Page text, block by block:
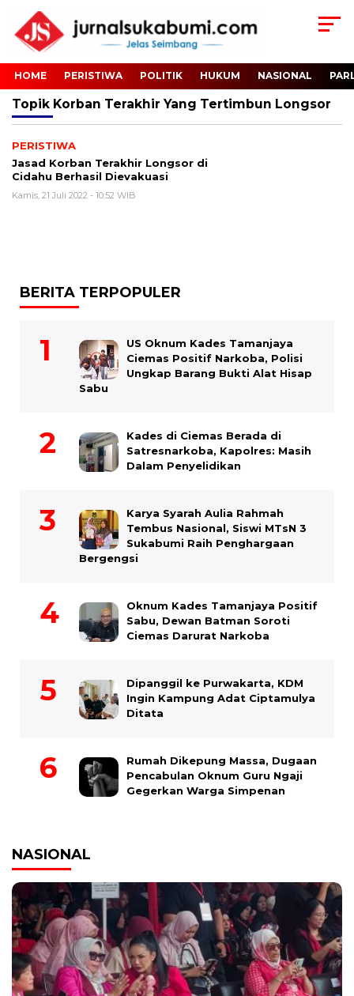
HOME PERISTIWA POLITIK HUKUM NASIONAL
Topik Korban Terakhir Yang Tertimbun Longsor
PERISTIWA
Jasad Korban Terakhir Longsor di
Cidahu Berhasil Dievakuasi
Kamis, 21 Juli 2022 - 10:52 WIB
BERITA TERPOPULER
US Oknum Kades Tamanjaya
Ciemas Positif Narkoba, Polisi
Ungkap Barang Bukti Alat Hisap
Sabu
Kades di Ciemas Berada di
Satresnarkoba, Kapolres: Masih
Dalam Penyelidikan
Karya Syarah Aulia Rahmah
Tembus Nasional, Siswi MTsN 3
Sukabumi Raih Penghargaan
Bergengsi
Oknum Kades Tamanjaya Positif
Sabu, Dewan Batman Soroti
Ciemas Darurat Narkoba
Dipanggil ke Purwakarta, KDM
Ingin Kampung Adat Ciptamulya
Ditata
Rumah Dikepung Massa, Dugaan
Pencabulan Oknum Guru Ngaji
Gegerkan Warga Simpenan
NASIONAL